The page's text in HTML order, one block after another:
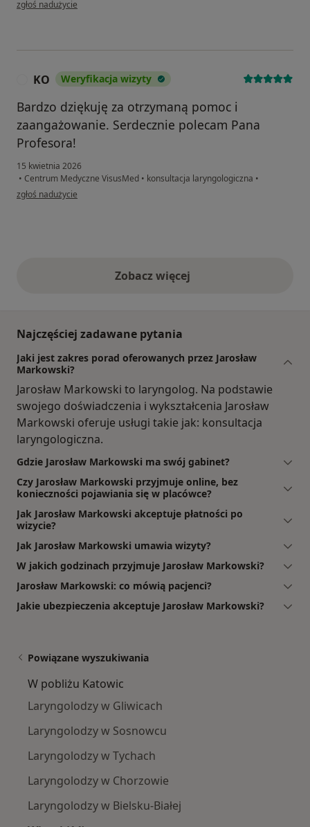
zgłoś nadużycie
KO Weryfikacja wizyty
Bardzo dziękuję za otrzymaną pomoc i
zaangażowanie. Serdecznie polecam Pana
Profesora!
15 kwietnia 2026
• Centrum Medyczne VisusMed • konsultacja laryngologiczna •
w opinii użytkownika KO
zgłoś nadużycie
Zobacz więcejopinie powyżej
Najczęściej zadawane pytania
Jaki jest zakres porad oferowanych przez Jarosław
Markowski?
Jarosław Markowski to laryngolog. Na podstawie
swojego doświadczenia i wykształcenia Jarosław
Markowski oferuje usługi takie jak: konsultacja
laryngologiczna.
Gdzie Jarosław Markowski ma swój gabinet?
Czy Jarosław Markowski przyjmuje online, bez
konieczności pojawiania się w placówce?
Jak Jarosław Markowski akceptuje płatności po
wizycie?
Jak Jarosław Markowski umawia wizyty?
W jakich godzinach przyjmuje Jarosław Markowski?
Jarosław Markowski: co mówią pacjenci?
Jakie ubezpieczenia akceptuje Jarosław Markowski?
Powiązane wyszukiwania
W pobliżu Katowic
Laryngolodzy w Gliwicach
Laryngolodzy w Sosnowcu
Laryngolodzy w Tychach
Laryngolodzy w Chorzowie
Laryngolodzy w Bielsku-Białej